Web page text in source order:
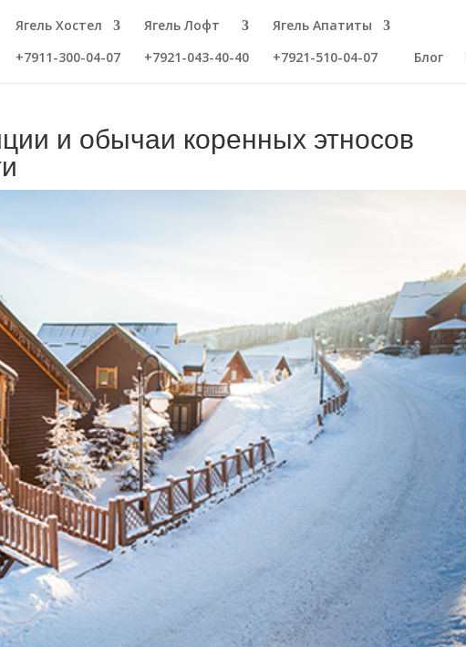
Ягель Хостел
+7911-300-04-07
Ягель Лофт
+7921-043-40-40
Ягель Апатиты
+7921-510-04-07
Блог
и обычаи коренных этносов